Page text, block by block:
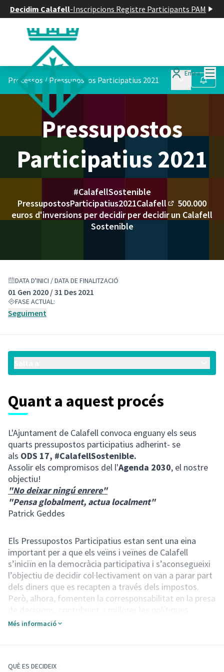
Decidim Calafell-Inscripcions Registre Participants PAM
Entra
Processos / Pressupostos Participatius 2021 Menú Seguir
Pressupostos
Participatius 2021
#CalafellSostenible
PressupostosParticipatius2021Calafell
(Enllaç
500.000
euros d'inversions per decidir per decidir un Calafell
Sostenible
DATA D'INICI / DATA DE FINALITZACIÓ
01 Gen 2020 / 31 Des 2021
FASE ACTUAL:
Seguiment
Quant a aquest procés
L'Ajuntament de Calafell convoca enguany els seus
quarts pressupostos participatius adherint- se
als ODS 17, #CalafellSostenible.
Assolir els compromisos del l'Agenda 2030, el nostre
objectiu!
"No deixar ningú enrere"
"Pensa globalment, actua localment"
Patrick Geddes
Els Pressupostos Participatius estan sent una eina
important per a que els veïns i veïnes de Calafell
s’iniciïn en la democràcia participativa i s’aconsegueixi
l’objectiu de decidir col·lectivament on van a parar part
dels diners que es recapten a través dels impostos.
Però, alhora, fomenten la corresponsabilitat en la presa
públiques i el govern de la ciutat.
proposar i decidir en què invertir aproximadament l’1%
Més informació
QUÈ ES DECIDEIX